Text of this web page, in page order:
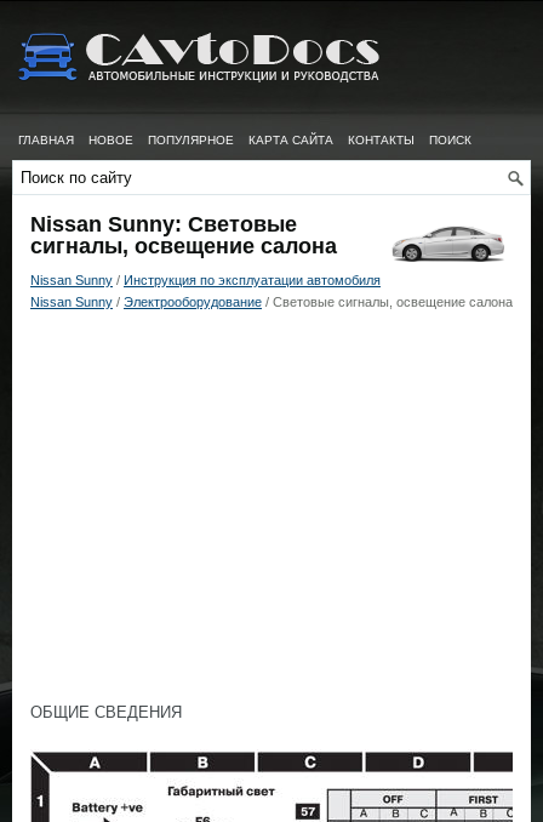
ГЛАВНАЯ НОВОЕ ПОПУЛЯРНОЕ КАРТА САЙТА КОНТАКТЫ ПОИСК
Nissan Sunny: Световые
сигналы, освещение салона
Nissan Sunny / Инструкция по эксплуатации автомобиля
Nissan Sunny / Электрооборудование / Световые сигналы, освещение салона
ОБЩИЕ СВЕДЕНИЯ